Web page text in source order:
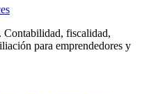
fiscalidad,
para emprendedores y